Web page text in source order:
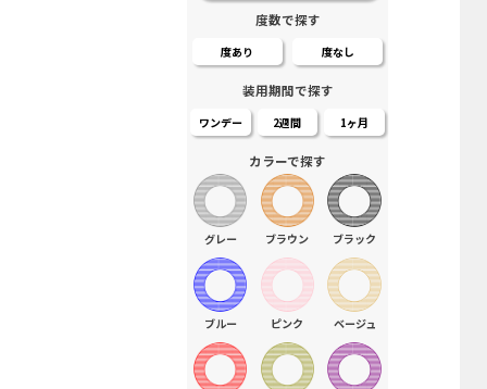
度数で探す
度あり 度なし
装用期間で探す
ワンデー 2週間 1ヶ月
カラーで探す
グレー ブラウン ブラック
ブルー ピンク ベージュ